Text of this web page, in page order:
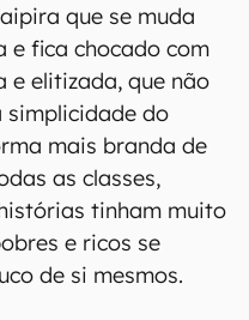
que se muda
e fica chocado com
e elitizada, que não
simplicidade do
mais branda de
as classes,
tinham muito
e ricos se
de si mesmos.